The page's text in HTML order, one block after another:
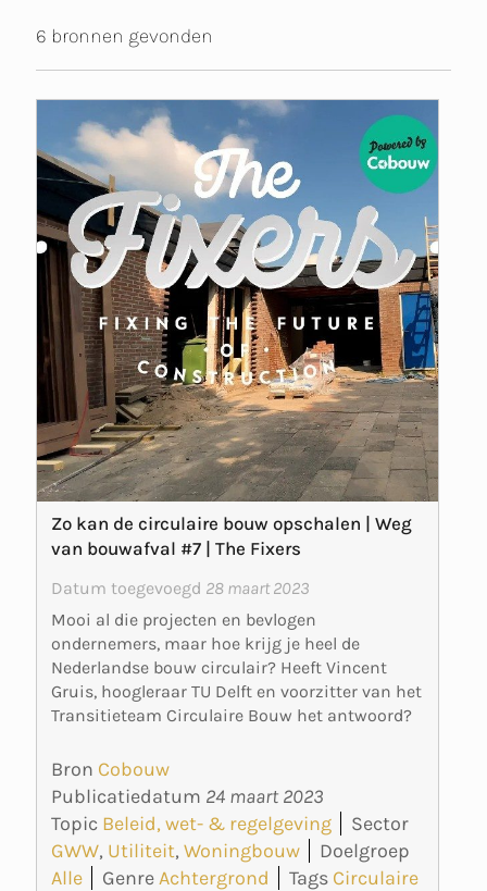
6 bronnen gevonden
Zo kan de circulaire bouw opschalen | Weg
van bouwafval #7 | The Fixers
Datum toegevoegd 28 maart 2023
Mooi al die projecten en bevlogen
ondernemers, maar hoe krijg je heel de
Nederlandse bouw circulair? Heeft Vincent
Gruis, hoogleraar TU Delft en voorzitter van het
Transitieteam Circulaire Bouw het antwoord?
Bron Cobouw
Publicatiedatum 24 maart 2023
Topic Beleid, wet- & regelgeving
Sector
GWW, Utiliteit, Woningbouw
Doelgroep
Alle
GenreAchtergrond Tags Circulaire